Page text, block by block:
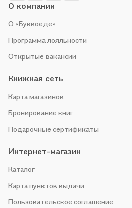
О компании
О «Буквоеде»
Программа лояльности
Открытые вакансии
Книжная сеть
Карта магазинов
Бронирование книг
Подарочные сертификаты
Интернет-магазин
Каталог
Карта пунктов выдачи
Пользовательское соглашение